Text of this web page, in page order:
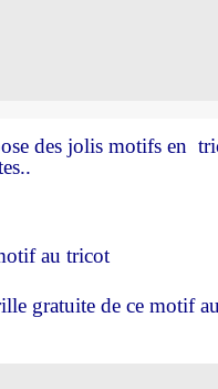
des jolis motifs en
au tricot
gratuite de ce motif